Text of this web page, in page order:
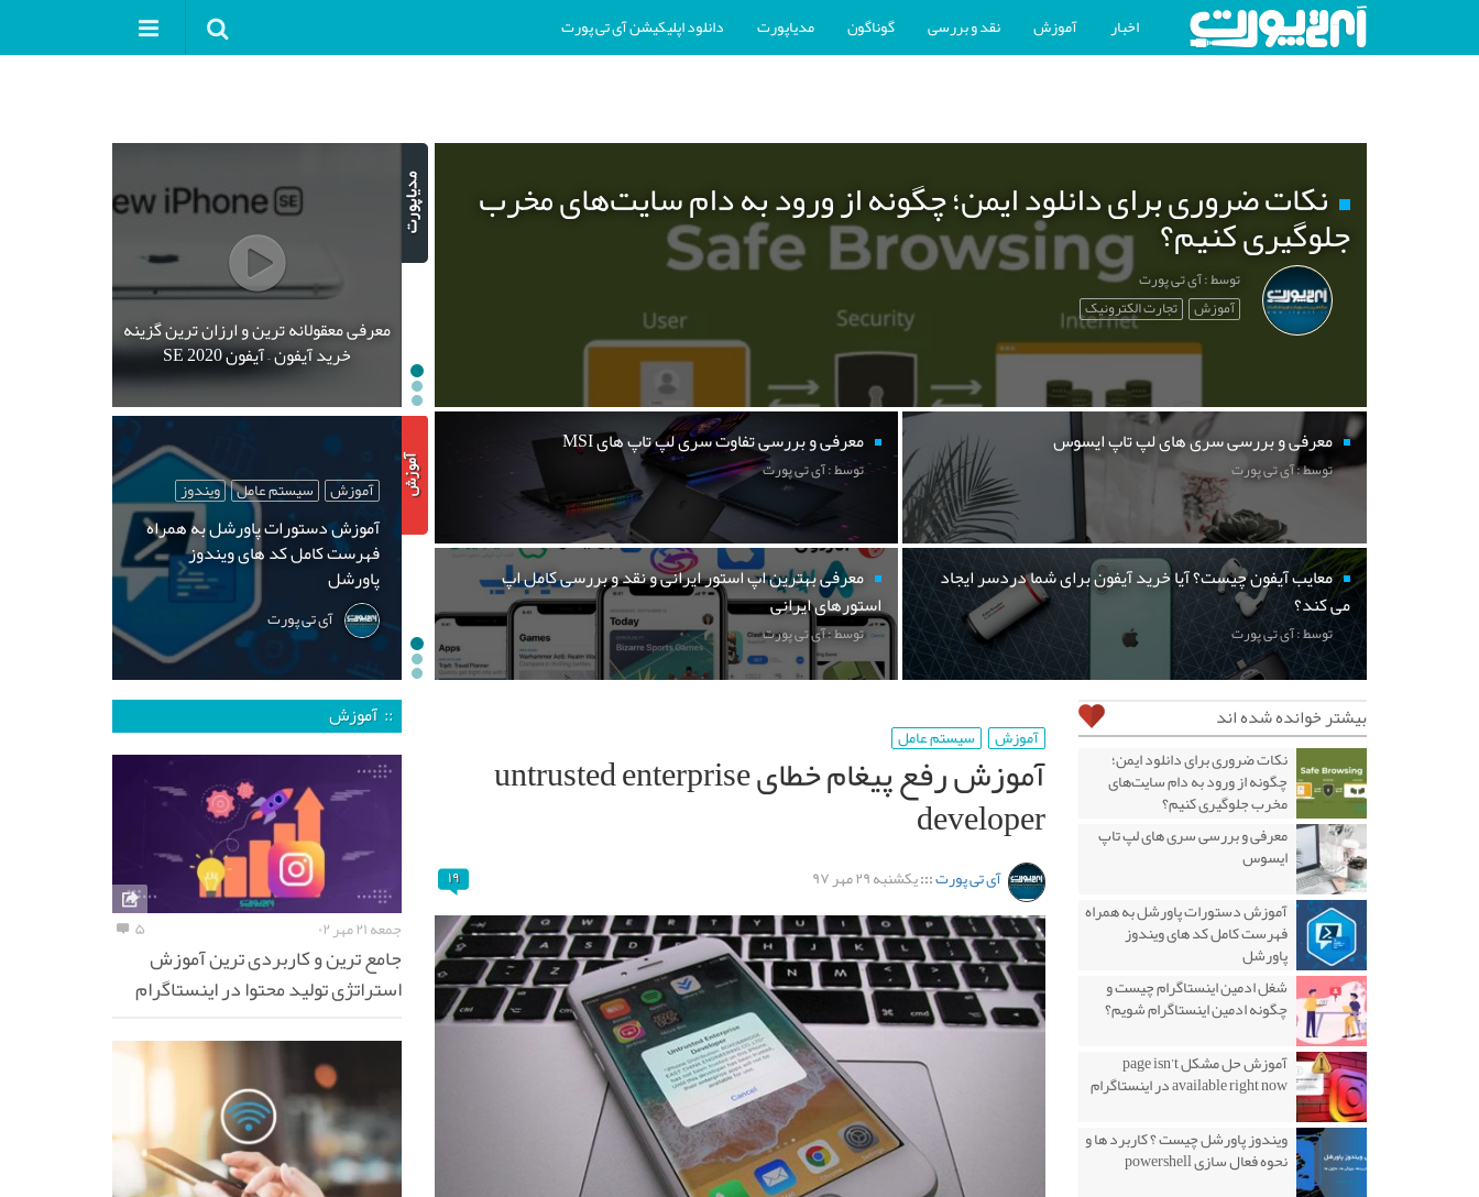
اخبار آموزش نقد و بررسی گوناگون مدیاپورت دانلود اپلیکیشن آی تی پورت
نکات ضروری برای دانلود ایمن؛ چگونه از ورود به دام سایت‌های مخرب
جلوگیری کنیم؟
توسط : آی تی پورت
آموزش تجارت الکترونیک
معرفی و بررسی سری های لپ تاپ ایسوس
توسط : آی تی پورت
معرفی و بررسی تفاوت سری لپ تاپ های MSI
توسط : آی تی پورت
معایب آیفون چیست؟ آیا خرید آیفون برای شما دردسر ایجاد
می کند؟
توسط : آی تی پورت
معرفی بهترین اپ استور ایرانی و نقد و بررسی کامل اپ
استورهای ایرانی
توسط : آی تی پورت
معرفی معقولانه ترین و ارزان ترین گزینه
خرید آیفون – آیفون SE 2020
آموزش سیستم عامل ویندوز
آموزش دستورات پاورشل به همراه
فهرست کامل کد های ویندوز
پاورشل
آی تی پورت
آموزش سیستم عامل
آموزش رفع پیغام خطای untrusted enterprise
developer
آی تی پورت:::یکشنبه ۲۹ مهر ۹۷ ۱۹
بیشتر خوانده شده اند
نکات ضروری برای دانلود ایمن؛
چگونه از ورود به دام سایت‌های
مخرب جلوگیری کنیم؟
معرفی و بررسی سری های لپ تاپ
ایسوس
آموزش دستورات پاورشل به همراه
فهرست کامل کد های ویندوز
پاورشل
شغل ادمین اینستاگرام چیست و
چگونه ادمین اینستاگرام شویم؟
آموزش حل مشکل page isn’t
available right now در اینستاگرام
ویندوز پاورشل چیست ؟ کاربرد ها و
نحوه فعال سازی powershell
:: آموزش
جمعه ۲۱ مهر ۰۲ ۵
جامع ترین و کاربردی ترین آموزش
استراتژی تولید محتوا در اینستاگرام